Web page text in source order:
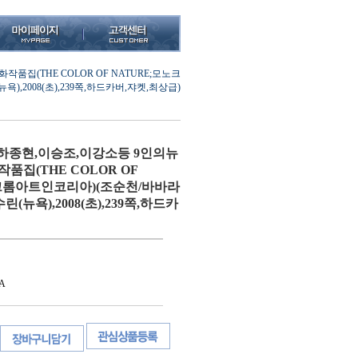
품집(THE COLOR OF NATURE;모노크
),2008(초),239쪽,하드카버,쟈켓,최상급)
종현,이승조,이강소등 9인의뉴
품집(THE COLOR OF
아트인코리아)(조순천/바바라
(뉴욕),2008(초),239쪽,하드카